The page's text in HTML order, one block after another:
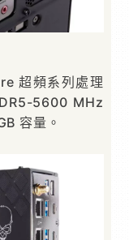
超頻系列處理
5600 MHz
容量。